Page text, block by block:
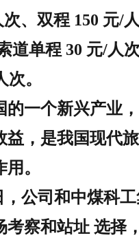
、双程 150 元/
道单程 30 元/人
。
的一个新兴产业
益，是我国现代
。
，公司和中煤科
考察和站址 选择